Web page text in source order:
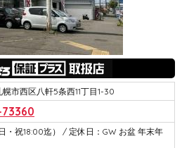
市西区八軒5条西11丁目1-30
・祝18:00迄） / 定休日：GW お盆 年末年